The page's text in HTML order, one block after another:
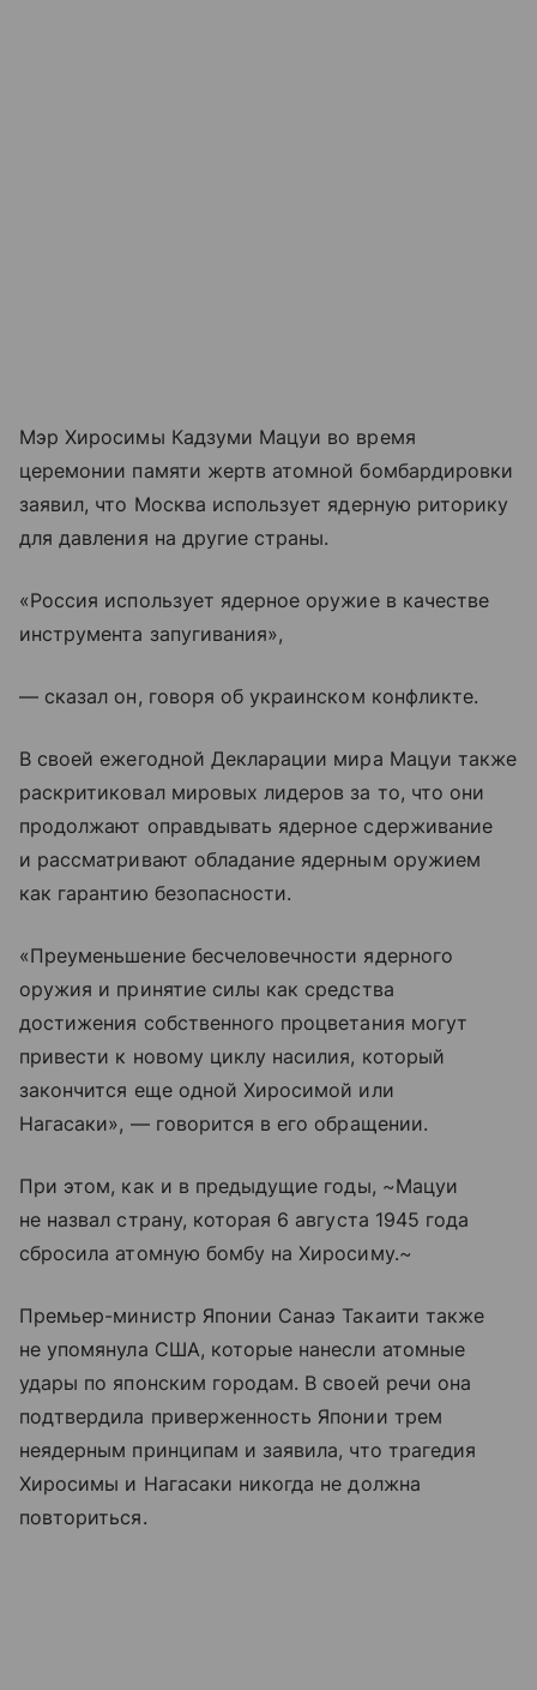
Мэр Хиросимы Кадзуми Мацуи во время
церемонии памяти жертв атомной бомбардировки
заявил, что Москва использует ядерную риторику
для давления на другие страны.
«Россия использует ядерное оружие в качестве
инструмента запугивания»,
— сказал он, говоря об украинском конфликте.
В своей ежегодной Декларации мира Мацуи также
раскритиковал мировых лидеров за то, что они
продолжают оправдывать ядерное сдерживание
и рассматривают обладание ядерным оружием
как гарантию безопасности.
«Преуменьшение бесчеловечности ядерного
оружия и принятие силы как средства
достижения собственного процветания могут
привести к новому циклу насилия, который
закончится еще одной Хиросимой или
Нагасаки», — говорится в его обращении.
При этом, как и в предыдущие годы, ~Мацуи
не назвал страну, которая 6 августа 1945 года
сбросила атомную бомбу на Хиросиму.~
Премьер-министр Японии Санаэ Такаити также
не упомянула США, которые нанесли атомные
удары по японским городам. В своей речи она
подтвердила приверженность Японии трем
неядерным принципам и заявила, что трагедия
Хиросимы и Нагасаки никогда не должна
повториться.